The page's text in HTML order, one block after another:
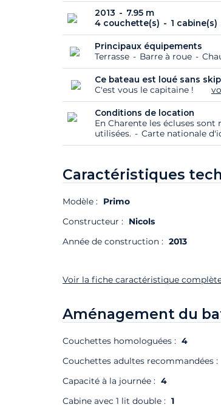
2013
7.95 m
4 couchette(s)
1 cabine(s)
Principaux équipements
Terrasse
Barre à roue
Ce bateau est loué sans
C'est vous le capitaine !
Conditions de location
En Charente les écluses
utilisées.
Carte nationale
Caractéristiques
Modèle : Primo
Constructeur : Nicols
Année de construction : 2013
Voir la fiche caractéristique
Aménagement du
Couchettes homologuées : 4
Couchettes adultes recommandées :
Capacité à la journée : 4
Cabine avec 1 lit double : 1